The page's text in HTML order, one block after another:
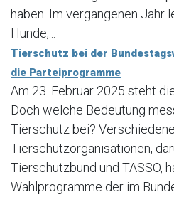
haben. Im vergangenen Jahr
Hunde,...
Tierschutz bei der
die Parteiprogramme
Am 23. Februar 2025 steht
Doch welche Bedeutung
Tierschutz bei? Verschiedene
Tierschutzorganisationen,
Tierschutzbund und TASSO,
Wahlprogramme der im